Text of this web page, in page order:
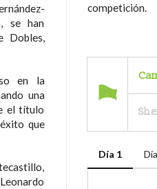
se han
Dobles,
en la
una
el título
que
competición.
Día 1